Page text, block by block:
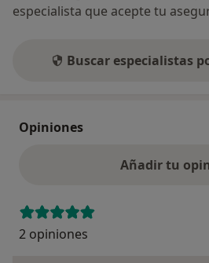
especialista que acepte tu
Buscar especialistas
Opiniones
Añadir tu
2 opiniones